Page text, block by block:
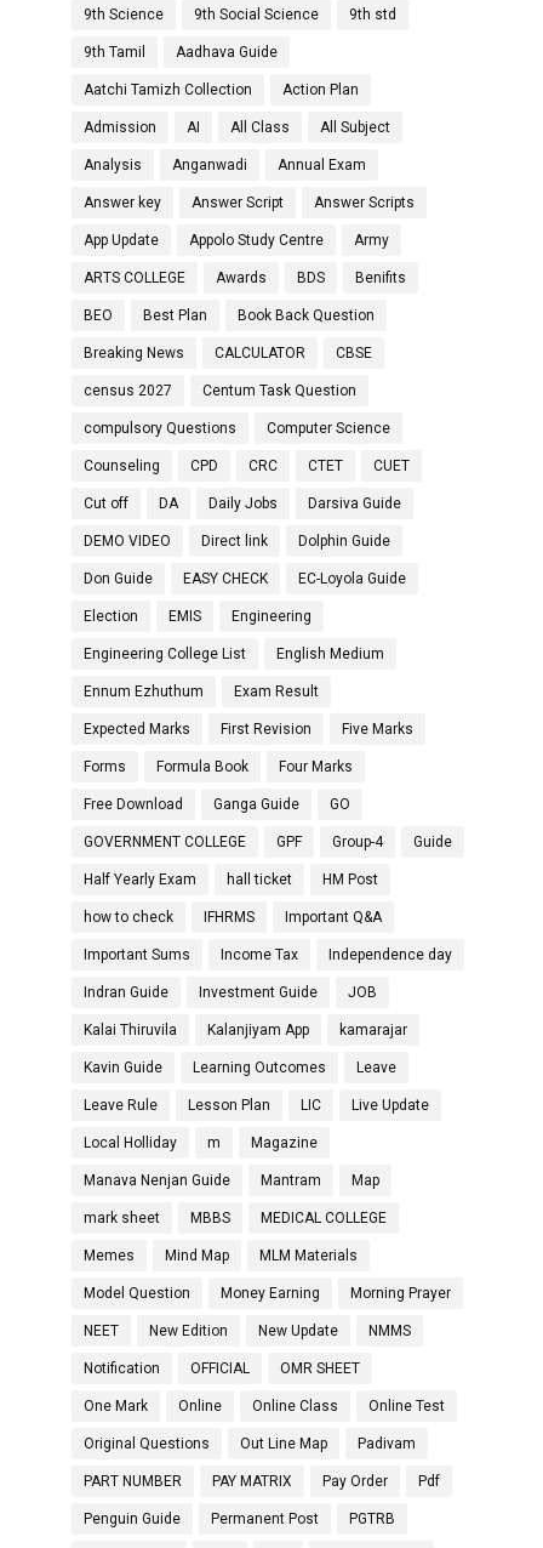
9th Science 9th Social Science 9th std
9th Tamil Aadhava Guide
Aatchi Tamizh Collection Action Plan
Admission AI All Class All Subject
Analysis Anganwadi Annual Exam
Answer key Answer Script Answer Scripts
App Update Appolo Study Centre Army
ARTS COLLEGE Awards BDS Benifits
BEO Best Plan Book Back Question
Breaking News CALCULATOR CBSE
census 2027 Centum Task Question
compulsory Questions Computer Science
Counseling CPD CRC CTET CUET
Cut off DA Daily Jobs Darsiva Guide
DEMO VIDEO Direct link Dolphin Guide
Don Guide EASY CHECK EC-Loyola Guide
Election EMIS Engineering
Engineering College List English Medium
Ennum Ezhuthum Exam Result
Expected Marks First Revision Five Marks
Forms Formula Book Four Marks
Free Download Ganga Guide GO
GOVERNMENT COLLEGE GPF Group-4 Guide
Half Yearly Exam hall ticket HM Post
how to check IFHRMS Important Q&A
Important Sums Income Tax Independence day
Indran Guide Investment Guide JOB
Kalai Thiruvila Kalanjiyam App kamarajar
Kavin Guide Learning Outcomes Leave
Leave Rule Lesson Plan LIC Live Update
Local Holliday m Magazine
Manava Nenjan Guide Mantram Map
mark sheet MBBS MEDICAL COLLEGE
Memes Mind Map MLM Materials
Model Question Money Earning Morning Prayer
NEET New Edition New Update NMMS
Notification OFFICIAL OMR SHEET
One Mark Online Online Class Online Test
Original Questions Out Line Map Padivam
PART NUMBER PAY MATRIX Pay Order Pdf
Penguin Guide Permanent Post PGTRB